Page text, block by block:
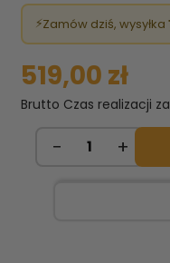
⚡Zamów dziś, wysyłka
519,00 zł
Brutto Czas realizacji